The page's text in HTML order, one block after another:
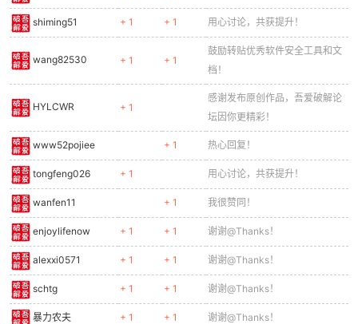
shiming51 + 1 + 1 用心讨论，共获提升！
wang82530 + 1 + 1
鼓励转贴优秀软件安全工具和文
档！
HYLCWR + 1
感谢发布原创作品，吾爱破解论
坛因你更精彩！
www52pojiee + 1 热心回复！
tongfeng026 + 1 用心讨论，共获提升！
wanfen11 + 1 我很赞同！
enjoylifenow + 1 + 1 谢谢@Thanks！
alexxi0571 + 1 + 1 谢谢@Thanks！
schtg + 1 + 1 谢谢@Thanks！
暴力农夫 + 1 + 1 谢谢@Thanks！